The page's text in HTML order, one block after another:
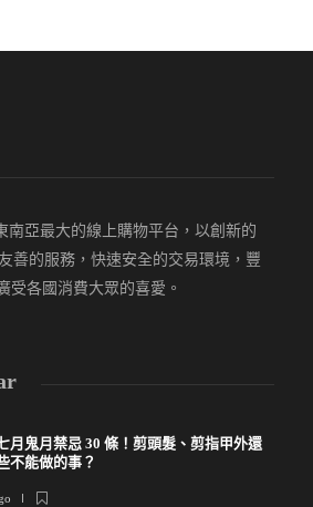
南亞最大的線上購物平台，以創新的
善的服務，快速安全的交易環境，豐
受各國消費大眾的喜愛。
月鬼月禁忌 30 條！剪頭髮、剪指甲外還
不能做的事？